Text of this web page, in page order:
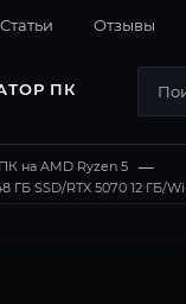
Cтатьи Отзывы
ПК
на AMD Ryzen 5 —
SSD/RTX 5070 12 ГБ/